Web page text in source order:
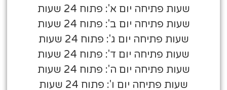
שעות פתיחה יום א': פתוח 24 שעות
שעות פתיחה יום ב': פתוח 24 שעות
שעות פתיחה יום ג': פתוח 24 שעות
שעות פתיחה יום ד': פתוח 24 שעות
שעות פתיחה יום ה': פתוח 24 שעות
שעות פתיחה יום ו': פתוח 24 שעות